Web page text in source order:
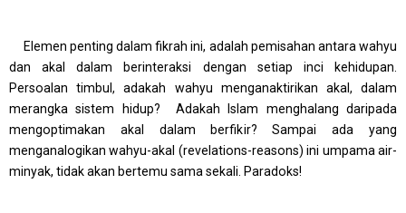
Elemen penting dalam fikrah ini, adalah pemisahan antara wahyu
dan akal dalam berinteraksi dengan setiap inci kehidupan.
Persoalan timbul, adakah wahyu menganaktirikan akal, dalam
merangka sistem hidup? Adakah Islam menghalang daripada
mengoptimakan akal dalam berfikir? Sampai ada yang
menganalogikan wahyu-akal (revelations-reasons) ini umpama air-
minyak, tidak akan bertemu sama sekali. Paradoks!